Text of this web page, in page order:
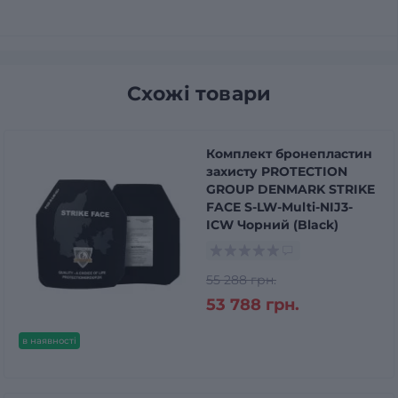
Схожі товари
в наявності
Комплект бронепластин
захисту PROTECTION
GROUP DENMARK STRIKE
FACE S-LW-Multi-NIJ3-
ICW Чорний (Black)
55 288 грн.
53 788 грн.